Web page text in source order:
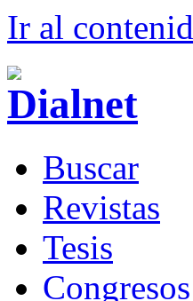
Ir al contenid
Buscar
Revistas
Tesis
Congresos